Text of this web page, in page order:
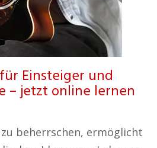
Einsteiger und
– jetzt online lernen
beherrschen, ermöglicht